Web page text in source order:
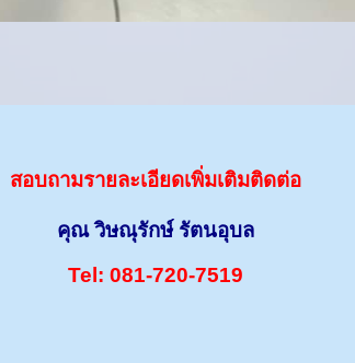
สอบถามรายละเอียดเพิ่มเติมติดต่อ
คุณ วิษณุรักษ์ รัตนอุบล
Tel: 081-720-7519